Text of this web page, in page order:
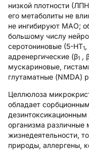
низкой плотности
его метаболиты не
не ингибируют МАО;
большому числу
серотониновые (5-HT1
адренергические (β1 ,
мускариновые,
глутаматные (NMDA)
Целлюлоза
обладает
организма различные
жизнедеятельности,
природы, аллергены,